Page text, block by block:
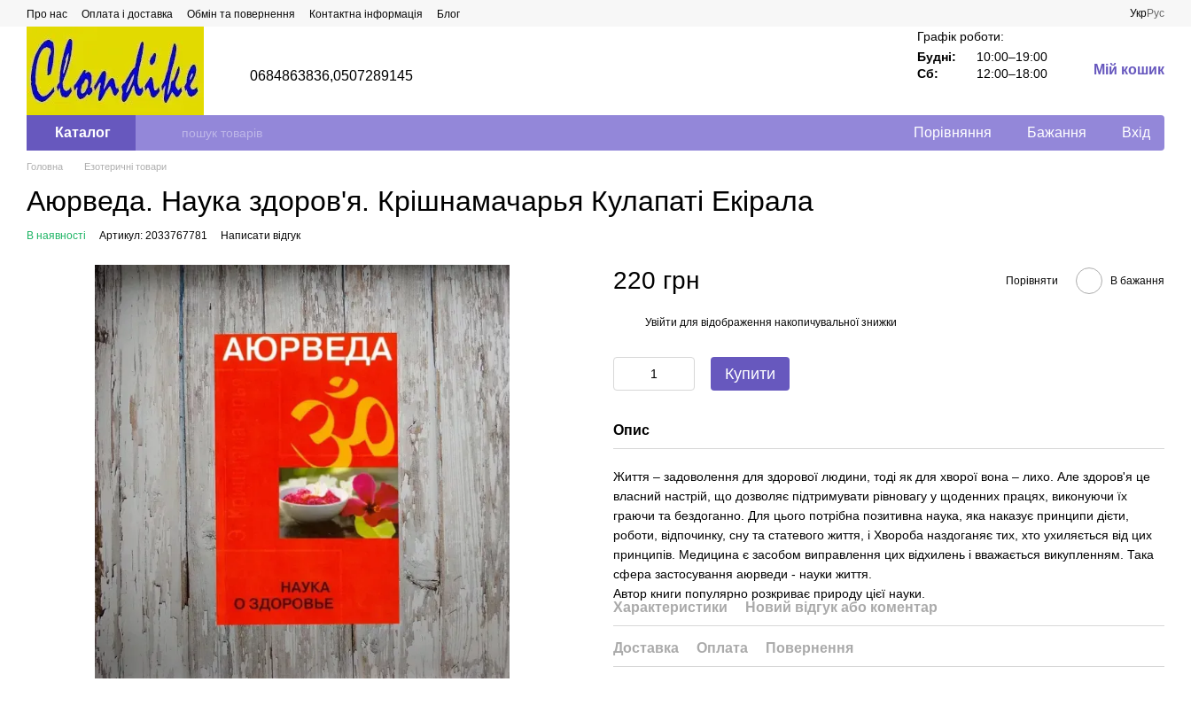
Перейти до основного контенту
Про нас Оплата і доставка Обмін та повернення Контактна інформація Блог УкрРус
0684863836,0507289145
Графік роботи:
Будні:
10:00–19:00
Сб:
12:00–18:00 Мій кошик
Каталог Порівняння Бажання Вхід
Головна Езотеричні товари
Аюрведа. Наука здоров'я. Крішнамачарья Кулапаті Екірала
В наявності Артикул: 2033767781 Написати відгук
220 грн Порівняти В бажання
Увійти для відображення накопичувальної знижки
Купити
Опис
Життя – задоволення для здорової людини, тоді як для хворої вона – лихо. Але здоров'я це
власний настрій, що дозволяє підтримувати рівновагу у щоденних працях, виконуючи їх
граючи та бездоганно. Для цього потрібна позитивна наука, яка наказує принципи дієти,
роботи, відпочинку, сну та статевого життя, і Хвороба наздоганяє тих, хто ухиляється від цих
принципів. Медицина є засобом виправлення цих відхилень і вважається викупленням. Така
сфера застосування аюрведи - науки життя.
Автор книги популярно розкриває природу цієї науки.
Характеристики Новий відгук або коментар
Доставка Оплата Повернення